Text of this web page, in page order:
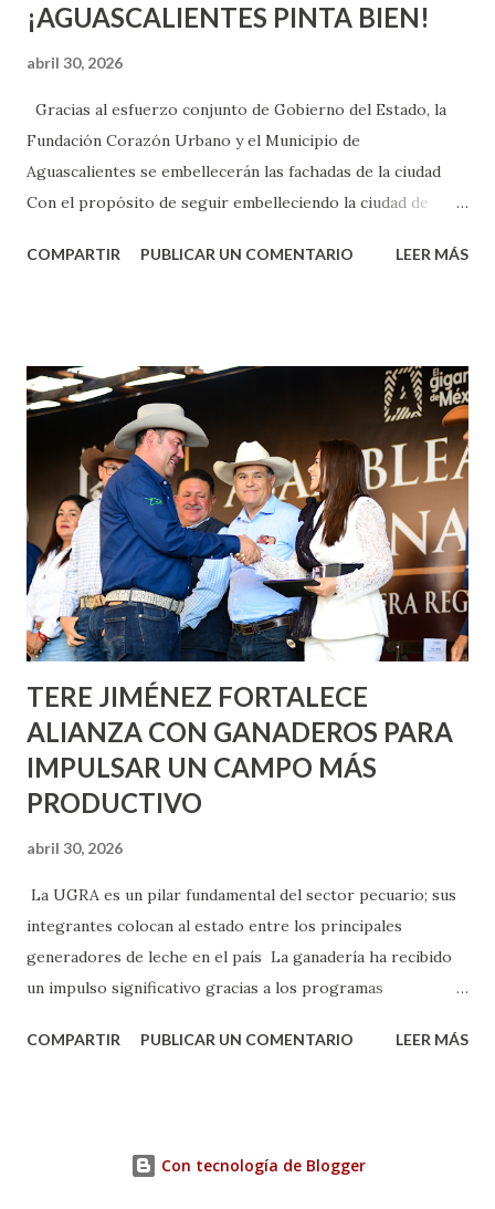
¡AGUASCALIENTES PINTA BIEN!
abril 30, 2026
Gracias al esfuerzo conjunto de Gobierno del Estado, la
Fundación Corazón Urbano y el Municipio de
Aguascalientes se embellecerán las fachadas de la ciudad
Con el propósito de seguir embelleciendo la ciudad de
municipal, Leo Montañez dio inicio al programa
Corazón Urbano y el Municipio capital. Leo Montañez
informó que en este programa se usarán cerca de 90 mil
metros cuadrados de pintura, para dar inicio en la calle
Nieto, entre Jesús F. Elizondo y la calle 22 de Octubre, con
lo que se aplicará pintura en 66 casas. Posteriormente se
llevará este programa a Villas de Nuestra Señora de la
Asunción, Avenida Alameda y Decreto 27 de Septiembre, en
los edificios FOVISSSTE Ojo de Agua, en la comunidad
Norias de Paso Hondo y en los edificios de...
COMPARTIR PUBLICAR UN COMENTARIO LEER MÁS
TERE JIMÉNEZ FORTALECE
ALIANZA CON GANADEROS PARA
IMPULSAR UN CAMPO MÁS
PRODUCTIVO
abril 30, 2026
La UGRA es un pilar fundamental del sector pecuario; sus
integrantes colocan al estado entre los principales
generadores de leche en el país La ganadería ha recibido
un impulso significativo gracias a los programas
muestra de su respaldo firme y decidido al campo, la
compromiso de trabajar de la mano con los productores
COMPARTIR PUBLICAR UN COMENTARIO LEER MÁS
Con tecnología de Blogger